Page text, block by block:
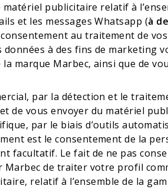
publicitaire relatif à
et les messages Whatsapp (à
au traitement de
à des fins de marketing
marque Marbec, ainsi que de
par la détection et le
de vous envoyer du matériel
par le biais d’outils
est le consentement de la
facultatif. Le fait de ne pas
de traiter votre profil
relatif à l’ensemble de la